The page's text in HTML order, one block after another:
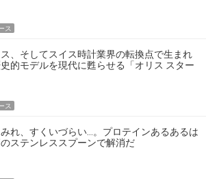
ス
、そしてスイス時計業界の転換点で生まれ
的モデルを現代に甦らせる「オリス スター
ス
れ、すくいづらい…。プロテインあるあるは
ステンレススプーンで解消だ